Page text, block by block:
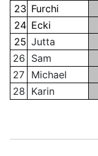
23 Furchi
24 Ecki
25 Jutta
26 Sam
27 Michael
28 Karin